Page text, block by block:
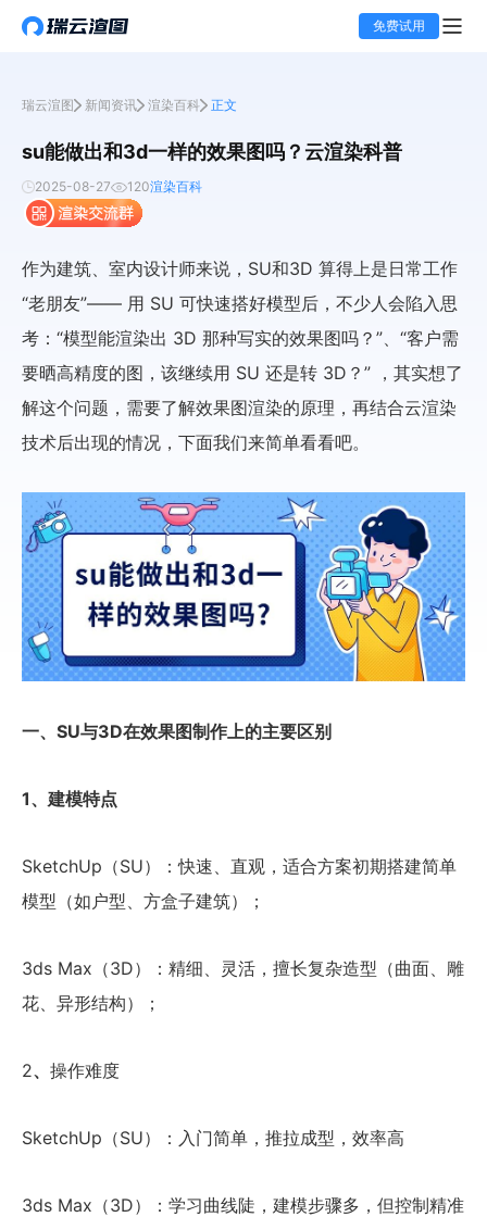
免费试用
瑞云渲图 新闻资讯 渲染百科 正文
su能做出和3d一样的效果图吗？云渲染科普
2025-08-27 120渲染百科
作为建筑、室内设计师来说，SU和3D 算得上是日常工作
“老朋友”—— 用 SU 可快速搭好模型后，不少人会陷入思
考：“模型能渲染出 3D 那种写实的效果图吗？”、“客户需
要晒高精度的图，该继续用 SU 还是转 3D？” ，其实想了
解这个问题，需要了解效果图渲染的原理，再结合云渲染
技术后出现的情况，下面我们来简单看看吧。
一、SU与3D在效果图制作上的主要区别
1、建模特点
SketchUp（SU）：快速、直观，适合方案初期搭建简单
模型（如户型、方盒子建筑）；
3ds Max（3D）：精细、灵活，擅长复杂造型（曲面、雕
花、异形结构）；
2、 操作难度
SketchUp（SU）：入门简单，推拉成型，效率高
3ds Max（3D）：学习曲线陡，建模步骤多，但控制精准